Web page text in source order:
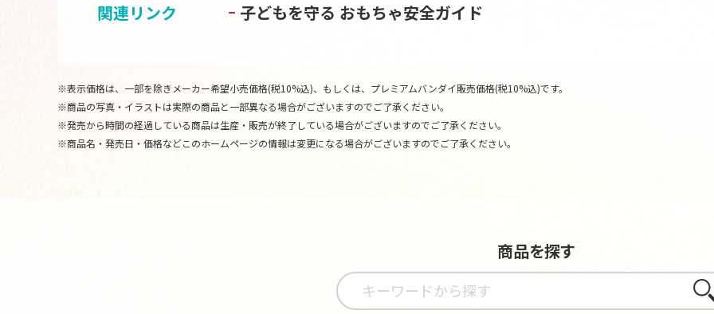
関連リンク 子どもを守る おもちゃ安全ガイド
※表示価格は、一部を除きメーカー希望小売価格(税10%込)、もしくは、プレミアムバンダイ販売価格(税10%込)です。
※商品の写真・イラストは実際の商品と一部異なる場合がございますのでご了承ください。
※発売から時間の経過している商品は生産・販売が終了している場合がございますのでご了承ください。
※商品名・発売日・価格などこのホームページの情報は変更になる場合がございますのでご了承ください。
商品を探す
さが